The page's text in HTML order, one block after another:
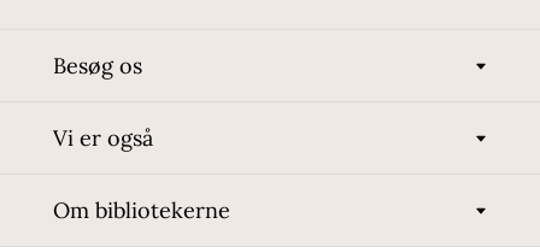
Besøg os
Vi er også
Om bibliotekerne